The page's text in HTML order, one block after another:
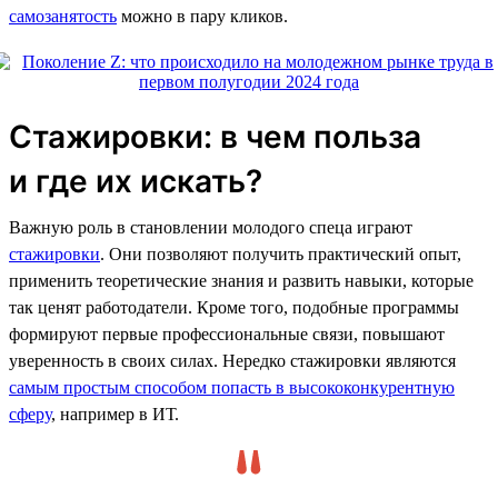
самозанятость можно в пару кликов.
Стажировки: в чем польза
и где их искать?
Важную роль в становлении молодого спеца играют
стажировки. Они позволяют получить практический опыт,
применить теоретические знания и развить навыки, которые
так ценят работодатели. Кроме того, подобные программы
формируют первые профессиональные связи, повышают
уверенность в своих силах. Нередко стажировки являются
самым простым способом попасть в высококонкурентную
сферу, например в ИТ.